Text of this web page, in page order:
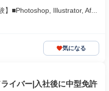
■Photoshop, Illustrator, Af...
気になる
イバー|入社後に中型免許